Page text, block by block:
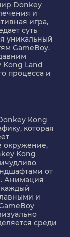
Donkey
и
игра,
суть
уникальный
GameBoy.
Land
процесса и
Kong
которая
окружение,
Kong
от
Анимация
каждый
и
среди